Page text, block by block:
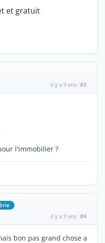
et gratuit
il y a 9 ans #3
l'immobilier ?
il y a 9 ans #4
bon pas grand chose a